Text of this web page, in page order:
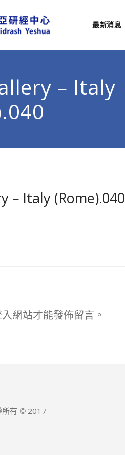
最新消息
– Italy
– Italy (Rome).040
網站才能發佈留言。
所有 © 2017-